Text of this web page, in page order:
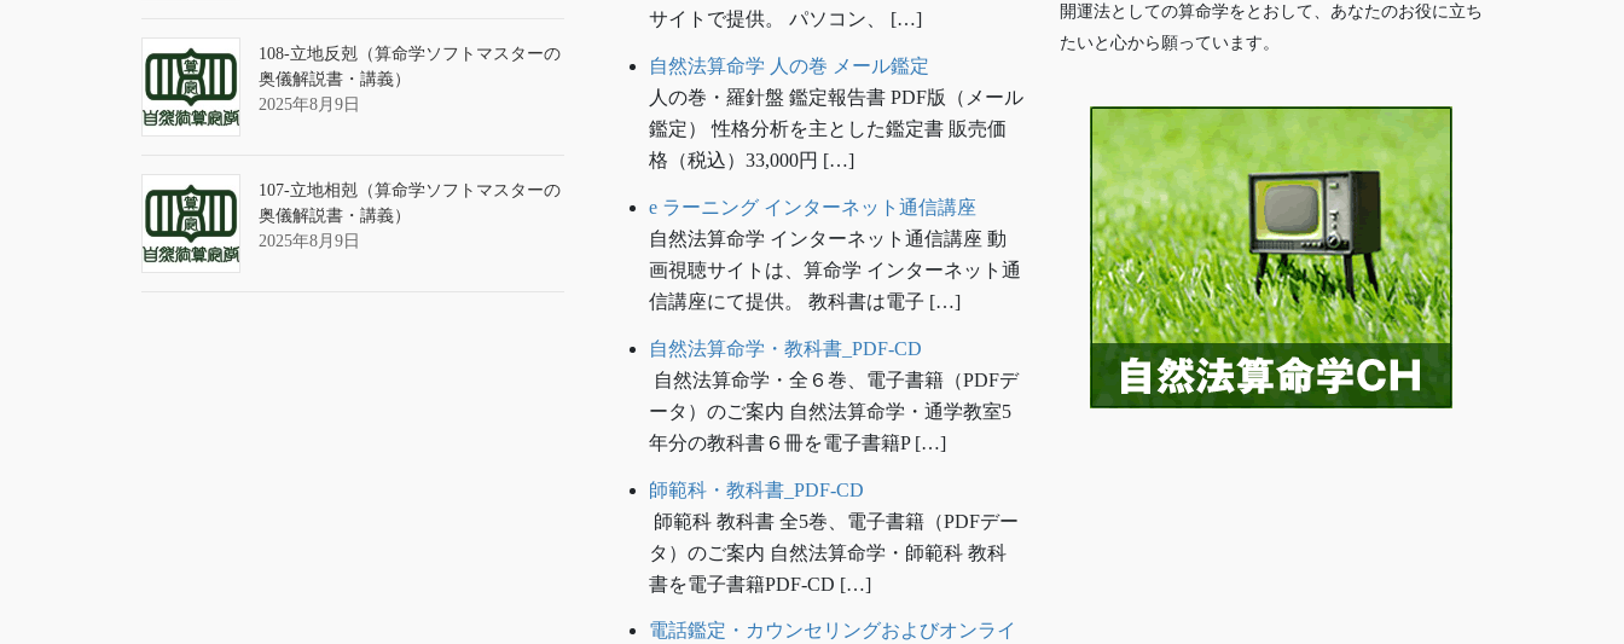
108-立地反剋（算命学ソフトマスターの
奥儀解説書・講義）
2025年8月9日
107-立地相剋（算命学ソフトマスターの
奥儀解説書・講義）
2025年8月9日
サイトで提供。 パソコン、 […]
自然法算命学 人の巻 メール鑑定
人の巻・羅針盤 鑑定報告書 PDF版（メール
鑑定） 性格分析を主とした鑑定書 販売価
格（税込）33,000円 […]
e ラーニング インターネット通信講座
自然法算命学 インターネット通信講座 動
画視聴サイトは、算命学 インターネット通
信講座にて提供。 教科書は電子 […]
自然法算命学・教科書_PDF-CD
自然法算命学・全６巻、電子書籍（PDFデ
ータ）のご案内 自然法算命学・通学教室5
年分の教科書６冊を電子書籍P […]
師範科・教科書_PDF-CD
師範科 教科書 全5巻、電子書籍（PDFデー
タ）のご案内 自然法算命学・師範科 教科
書を電子書籍PDF-CD […]
電話鑑定・カウンセリングおよびオンライ
開運法としての算命学をとおして、あなたのお役に立ち
たいと心から願っています。